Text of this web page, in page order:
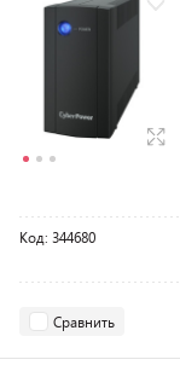
Разумная цена
Код: 344680
Сравнить